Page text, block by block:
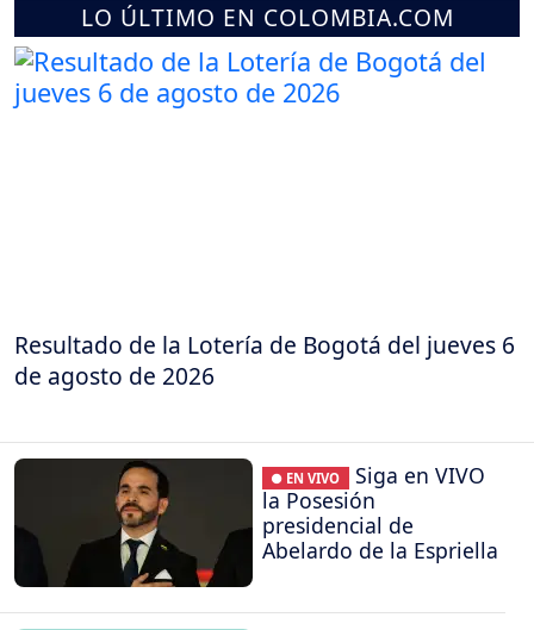
LO ÚLTIMO EN COLOMBIA.COM
Resultado de la Lotería de Bogotá del jueves 6
de agosto de 2026
● EN VIVO
Siga en VIVO
la Posesión
presidencial de
Abelardo de la Espriella